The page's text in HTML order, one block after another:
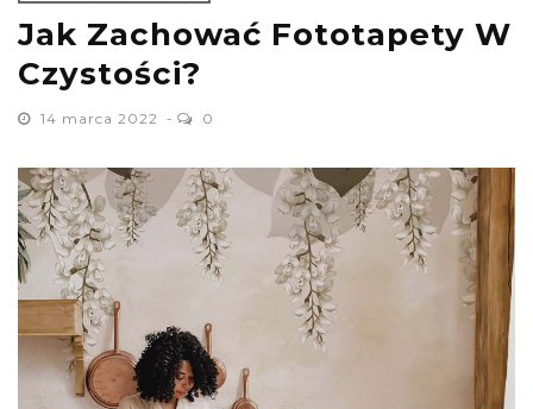
Jak Zachować Fototapety W
Czystości?
14 marca 2022 0